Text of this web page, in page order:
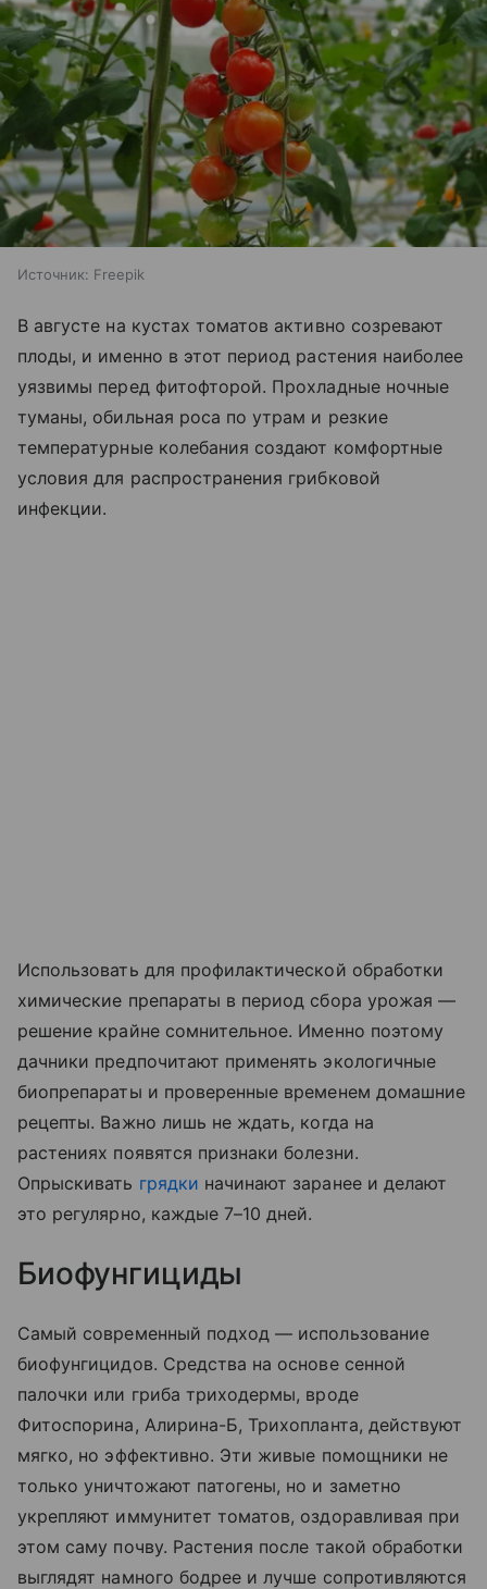
Источник: Freepik
В августе на кустах томатов активно созревают
плоды, и именно в этот период растения наиболее
уязвимы перед фитофторой. Прохладные ночные
туманы, обильная роса по утрам и резкие
температурные колебания создают комфортные
условия для распространения грибковой
инфекции.
Использовать для профилактической обработки
химические препараты в период сбора урожая —
решение крайне сомнительное. Именно поэтому
дачники предпочитают применять экологичные
биопрепараты и проверенные временем домашние
рецепты. Важно лишь не ждать, когда на
растениях появятся признаки болезни.
Опрыскивать грядки начинают заранее и делают
это регулярно, каждые 7–10 дней.
Биофунгициды
Самый современный подход — использование
биофунгицидов. Средства на основе сенной
палочки или гриба триходермы, вроде
Фитоспорина, Алирина-Б, Трихопланта, действуют
мягко, но эффективно. Эти живые помощники не
только уничтожают патогены, но и заметно
укрепляют иммунитет томатов, оздоравливая при
этом саму почву. Растения после такой обработки
выглядят намного бодрее и лучше сопротивляются